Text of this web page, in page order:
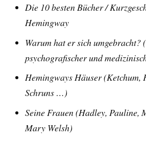
Die 10 besten Bücher /
Hemingway
Warum hat er sich umgebracht?
psychografischer und
Hemingways Häuser (Ketchum,
Schruns …)
Seine Frauen (Hadley, Pauline,
Mary Welsh)